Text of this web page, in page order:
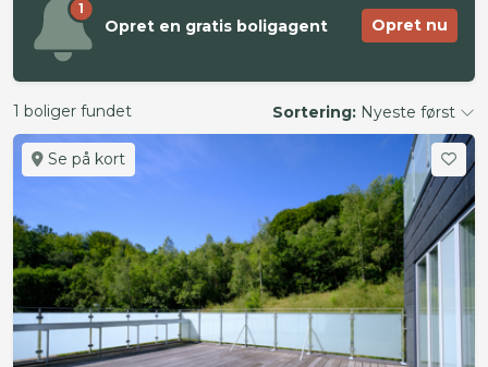
1
Opret en gratis boligagent Opret nu
1 boliger fundet Sortering: Nyeste først
Se på kort